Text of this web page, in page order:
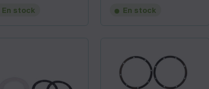
En stock En stock